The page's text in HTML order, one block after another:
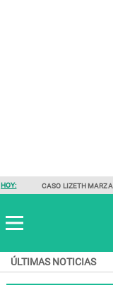
HOY: CASO LIZETH
ÚLTIMAS NOTICIAS